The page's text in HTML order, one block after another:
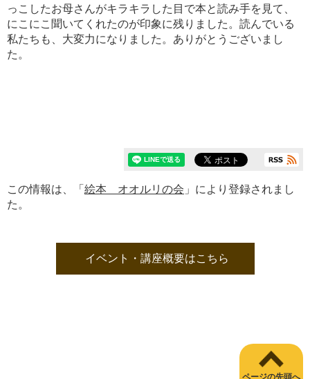
っこしたお母さんがキラキラした目で本と読み手を見て、
にこにこ聞いてくれたのが印象に残りました。読んでいる
私たちも、大変力になりました。ありがとうございまし
た。
この情報は、「 絵本 オオルリの会 」により登録されまし
た。
イベント・講座概要はこちら
ページの先頭へ